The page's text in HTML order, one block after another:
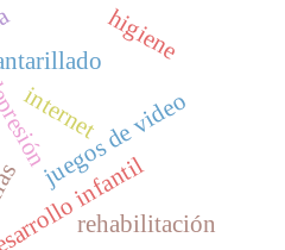
infantil
internet
juegos de video
higiene
rehabilitación